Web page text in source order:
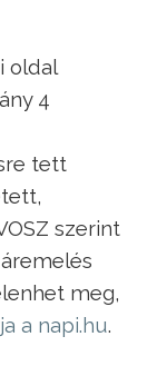
oldal
4
tett
szerint
meg,
a napi.hu.